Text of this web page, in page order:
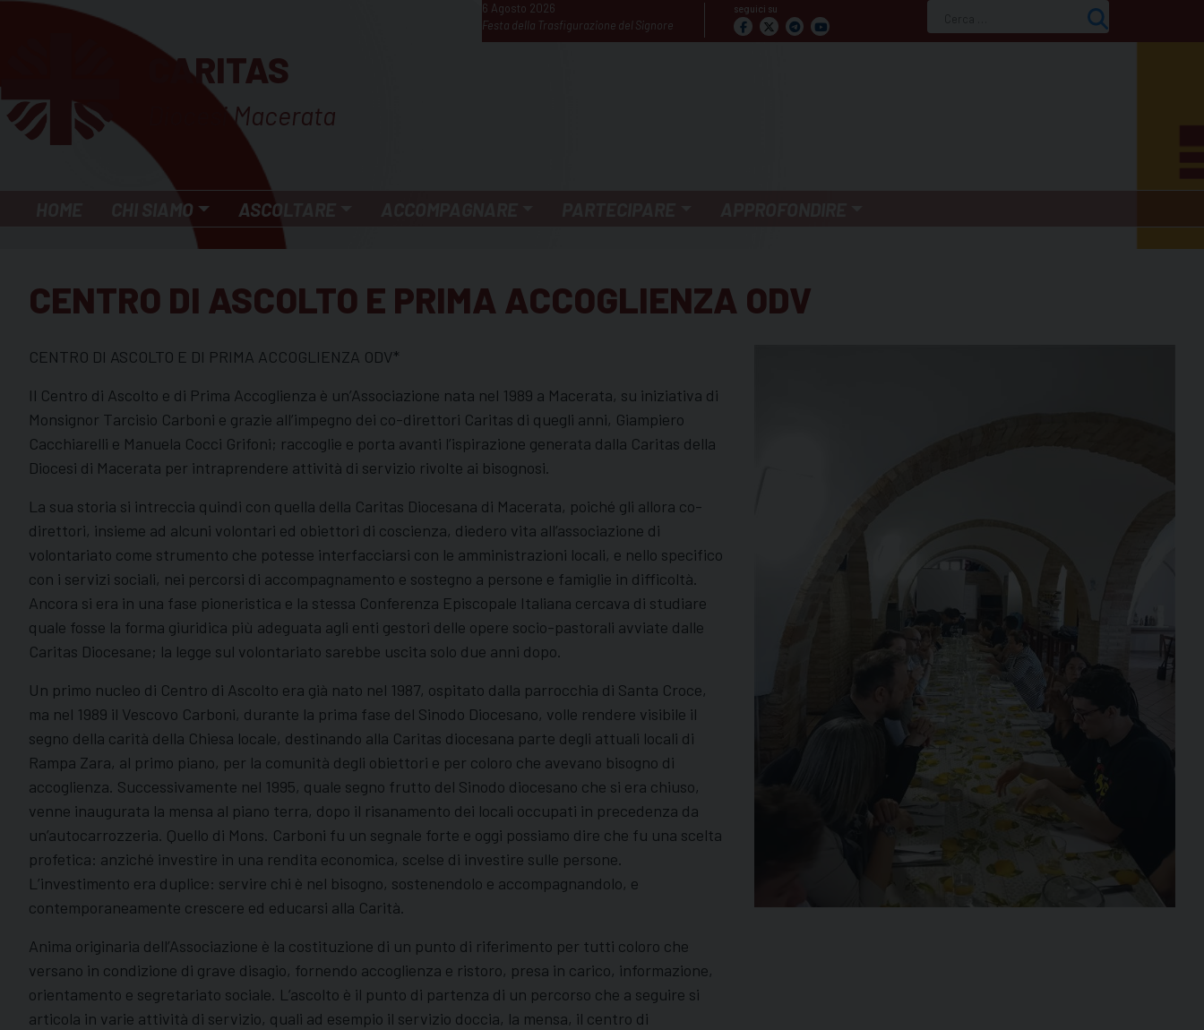
6 Agosto 2026
Festa della Trasfigurazione del Signore
seguici su
per:
CARITAS
Diocesi Macerata
CHI SIAMO ASCOLTARE
CENTRO DI ASCOLTO E PRIMA ACCOGLIENZA ODV
CENTRO DI ASCOLTO E DI PRIMA ACCOGLIENZA ODV*
Il Centro di Ascolto e di Prima Accoglienza è un’Associazione nata nel 1989 a Macerata, su iniziativa di
Monsignor Tarcisio Carboni e grazie all’impegno dei co-direttori Caritas di quegli anni, Giampiero
Cacchiarelli e Manuela Cocci Grifoni; raccoglie e porta avanti l’ispirazione generata dalla Caritas della
Diocesi di Macerata per intraprendere attività di servizio rivolte ai bisognosi.
La sua storia si intreccia quindi con quella della Caritas Diocesana di Macerata, poiché gli allora co-
direttori, insieme ad alcuni volontari ed obiettori di coscienza, diedero vita all’associazione di
volontariato come strumento che potesse interfacciarsi con le amministrazioni locali, e nello specifico
con i servizi sociali, nei percorsi di accompagnamento e sostegno a persone e famiglie in difficoltà.
Ancora si era in una fase pioneristica e la stessa Conferenza Episcopale Italiana cercava di studiare
quale fosse la forma giuridica più adeguata agli enti gestori delle opere socio-pastorali avviate dalle
Caritas Diocesane; la legge sul volontariato sarebbe uscita solo due anni dopo.
Un primo nucleo di Centro di Ascolto era già nato nel 1987, ospitato dalla parrocchia di Santa Croce,
ma nel 1989 il Vescovo Carboni, durante la prima fase del Sinodo Diocesano, volle rendere visibile il
segno della carità della Chiesa locale, destinando alla Caritas diocesana parte degli attuali locali di
Rampa Zara, al primo piano, per la comunità degli obiettori e per coloro che avevano bisogno di
accoglienza. Successivamente nel 1995, quale segno frutto del Sinodo diocesano che si era chiuso,
venne inaugurata la mensa al piano terra, dopo il risanamento dei locali occupati in precedenza da
un’autocarrozzeria. Quello di Mons. Carboni fu un segnale forte e oggi possiamo dire che fu una scelta
profetica: anziché investire in una rendita economica, scelse di investire sulle persone.
L’investimento era duplice: servire chi è nel bisogno, sostenendolo e accompagnandolo, e
contemporaneamente crescere ed educarsi alla Carità.
Anima originaria dell’Associazione è la costituzione di un punto di riferimento per tutti coloro che
versano in condizione di grave disagio, fornendo accoglienza e ristoro, presa in carico, informazione,
orientamento e segretariato sociale. L’ascolto è il punto di partenza di un percorso che a seguire si
articola in varie attività di servizio, quali ad esempio il servizio doccia, la mensa, il centro di